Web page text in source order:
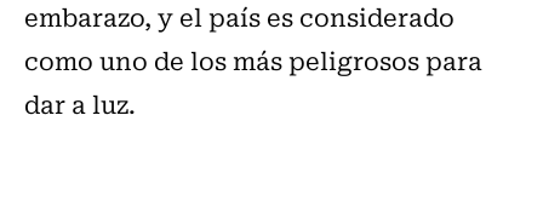
embarazo, y el país es considerado
como uno de los más peligrosos para
dar a luz.